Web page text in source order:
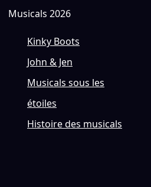
Musicals 2026
Kinky Boots
John & Jen
Musicals sous les
étoiles
Histoire des musicals